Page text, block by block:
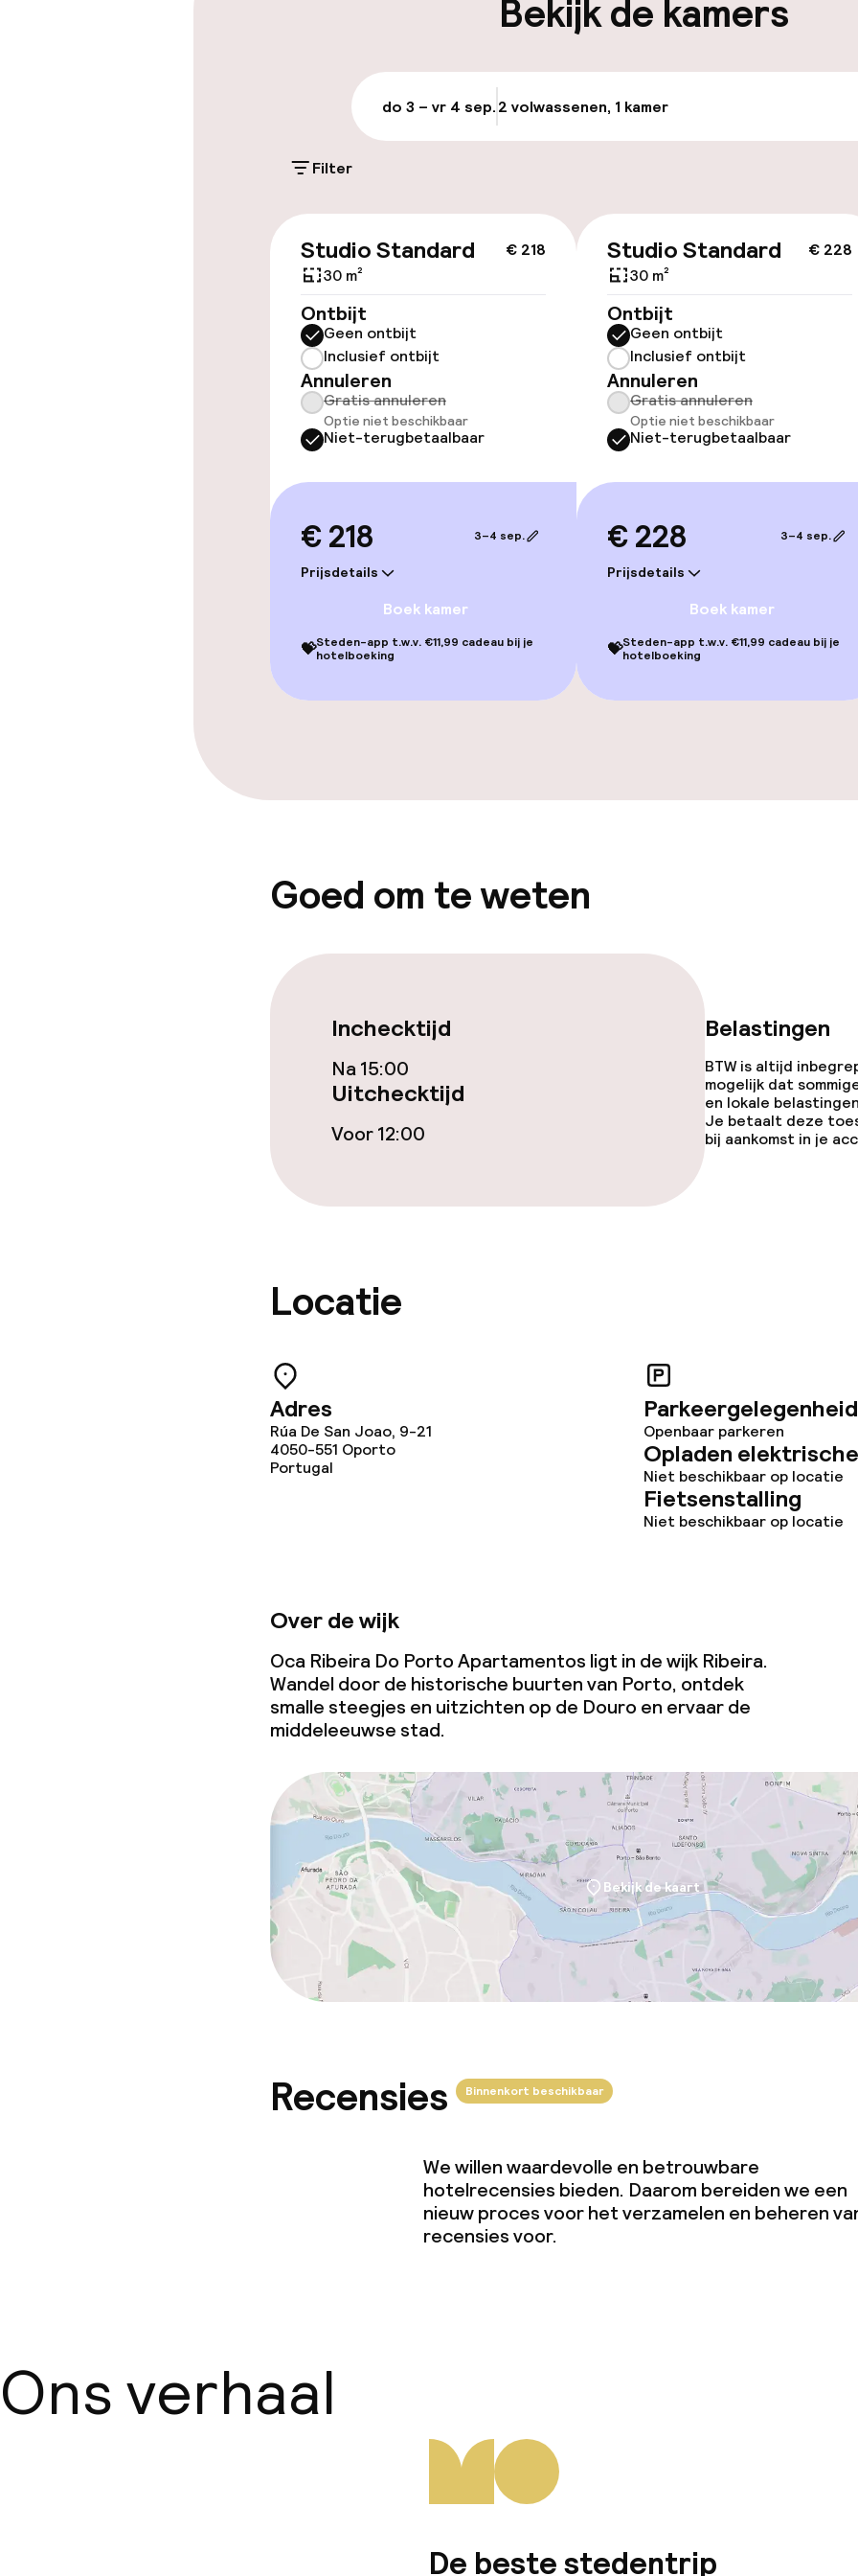
Entertainment
Gratis wifi
Ontbijtbuffet
Bekijk de kamers
do 3 – vr 4 sep.2 volwassenen, 1 kamer
Filter
€ 218
Studio Standard
30 m²
Ontbijt
Geen ontbijt
Inclusief ontbijt
Annuleren
Gratis annuleren
Optie niet beschikbaar
Niet-terugbetaalbaar
€ 218
Prijsdetails
3–4 sep.
Boek kamer
💝Steden-app t.w.v. €11,99 cadeau bij je
hotelboeking
€ 228
Studio Standard
30 m²
Ontbijt
Geen ontbijt
Inclusief ontbijt
Annuleren
Gratis annuleren
Optie niet beschikbaar
Niet-terugbetaalbaar
€ 228
Prijsdetails
3–4 sep.
Boek kamer
💝Steden-app t.w.v. €11,99 cadeau bij je
hotelboeking
Goed om te weten
Inchecktijd
Na 15:00
Uitchecktijd
Voor 12:00
Belastingen
BTW is altijd
mogelijk dat
en lokale
Je betaalt deze
bij aankomst in je
Locatie
Adres
Rúa De San Joao, 9-21
4050-551 Oporto
Portugal
Parkeergelegenheid
Openbaar parkeren
Opladen
Niet beschikbaar op locatie
Fietsenstalling
Niet beschikbaar op locatie
Over de wijk
Oca Ribeira Do Porto Apartamentos ligt in de wijk Ribeira.
Wandel door de historische buurten van Porto, ontdek
smalle steegjes en uitzichten op de Douro en ervaar de
middeleeuwse stad.
Bekijk de kaart
Recensies Binnenkort beschikbaar
We willen waardevolle en betrouwbare
hotelrecensies bieden. Daarom bereiden we een
nieuw proces voor het verzamelen en beheren
recensies voor.
Ons verhaal
De beste stedentrip